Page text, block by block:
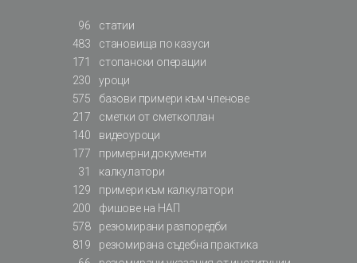
96
статии
483
становища по казуси
171
стопански операции
230
уроци
575
базови примери към членове
217
сметки от сметкоплан
140
видеоуроци
177
примерни документи
31
калкулатори
129
примери към калкулатори
200
фишове на НАП
578
резюмирани разпоредби
819
резюмирана съдебна практика